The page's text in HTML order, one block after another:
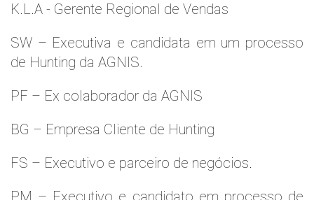
K.L.A - Gerente Regional de Vendas
SW – Executiva e candidata em um processo
de Hunting da AGNIS.
PF – Ex colaborador da AGNIS
BG – Empresa Cliente de Hunting
FS – Executivo e parceiro de negócios.
PM – Executivo e candidato em processo de